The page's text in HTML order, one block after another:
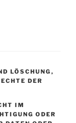
LÖSCHUNG ,
DER
IM
ODER